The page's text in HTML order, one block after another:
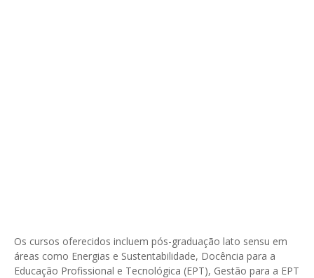
Os cursos oferecidos incluem pós-graduação lato sensu em
áreas como Energias e Sustentabilidade, Docência para a
Educação Profissional e Tecnológica (EPT), Gestão para a EPT